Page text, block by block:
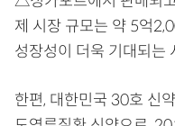
제 시장 규모는 약 5억
성장성이 더욱 기대되는
한편, 대한민국 30호 신